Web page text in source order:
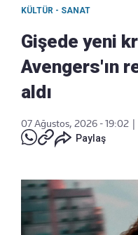
KÜLTÜR - SANAT
Gişede yeni
Avengers'ın
aldı
07 Ağustos, 2026 - 19:02
Paylaş